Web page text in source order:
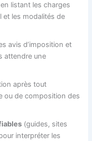
en listant les charges
et les modalités de
avis d’imposition et
attendre une
après tout
ou de composition des
(guides, sites
interpréter les